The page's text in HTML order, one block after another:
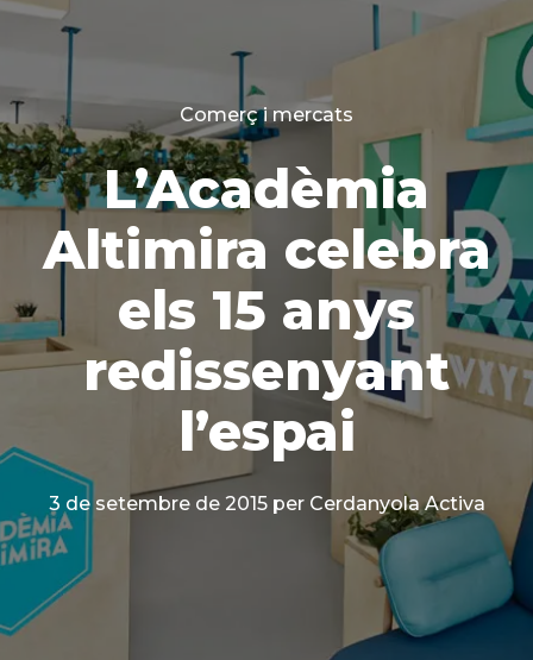
Categories
Comerç i mercats
L’Acadèmia
Altimira celebra
els 15 anys
redissenyant
l’espai
3 de setembre de 2015 per Cerdanyola Activa